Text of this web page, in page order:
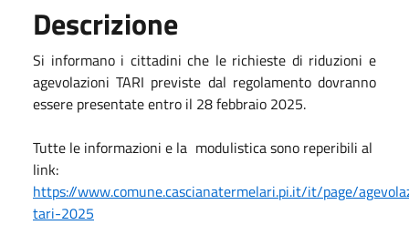
Descrizione
Si informano i cittadini che le richieste di riduzioni e
agevolazioni TARI previste dal regolamento dovranno
essere presentate entro il 28 febbraio 2025.
Tutte le informazioni e la modulistica sono reperibili al
link:
https://www.comune.cascianatermelari.pi.it/it/page/
tari-2025